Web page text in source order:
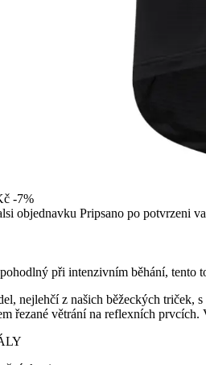
-7%
objednavku Pripsano po potvrzeni
při intenzivním běhání, tento
nejlehčí z našich běžeckých triček,
řezané větrání na reflexních